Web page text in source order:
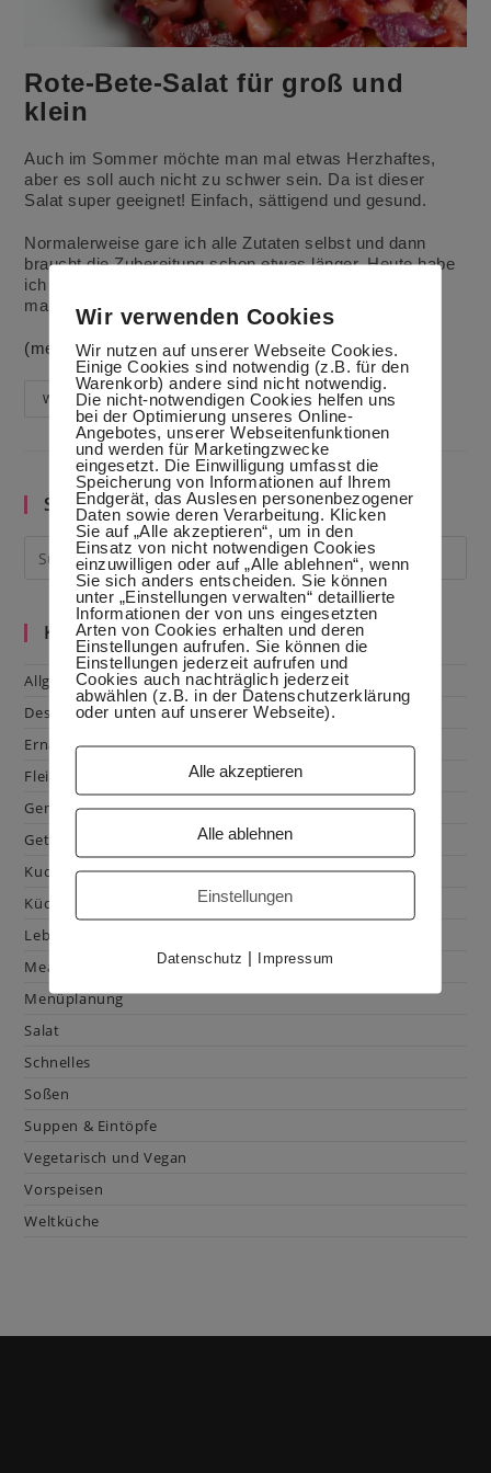
Rote-Bete-Salat für groß und
klein
Auch im Sommer möchte man mal etwas Herzhaftes,
aber es soll auch nicht zu schwer sein. Da ist dieser
Salat super geeignet! Einfach, sättigend und gesund.
Normalerweise gare ich alle Zutaten selbst und dann
braucht die Zubereitung schon etwas länger. Heute habe
ich nur die Kartoffeln gedämpft und den Kohl kurz
mariniert.
(mehr …)
WeiterlesenRote-
Bete-
Salat
Für
Groß
Und
Klein
Suche im Blog
Kategorien
Allgemein
Dessert
Ernährung
Fleisch & Geflügel
Gemüse
Getränke
Kuchen & Gebäck
Küchenhacks
Lebensmittelkunde
Mealprep
Menüplanung
Salat
Schnelles
Soßen
Suppen & Eintöpfe
Vegetarisch und Vegan
Vorspeisen
Weltküche
Wir verwenden Cookies
Wir nutzen auf unserer Webseite Cookies.
Einige Cookies sind notwendig (z.B. für den
Warenkorb) andere sind nicht notwendig.
Die nicht-notwendigen Cookies helfen uns
bei der Optimierung unseres Online-
Angebotes, unserer Webseitenfunktionen
und werden für Marketingzwecke
eingesetzt. Die Einwilligung umfasst die
Speicherung von Informationen auf Ihrem
Endgerät, das Auslesen personenbezogener
Daten sowie deren Verarbeitung. Klicken
Sie auf „Alle akzeptieren“, um in den
Einsatz von nicht notwendigen Cookies
einzuwilligen oder auf „Alle ablehnen“, wenn
Sie sich anders entscheiden. Sie können
unter „Einstellungen verwalten“ detaillierte
Informationen der von uns eingesetzten
Arten von Cookies erhalten und deren
Einstellungen aufrufen. Sie können die
Einstellungen jederzeit aufrufen und
Cookies auch nachträglich jederzeit
abwählen (z.B. in der Datenschutzerklärung
oder unten auf unserer Webseite).
Alle akzeptieren
Alle ablehnen
Einstellungen
Datenschutz | Impressum